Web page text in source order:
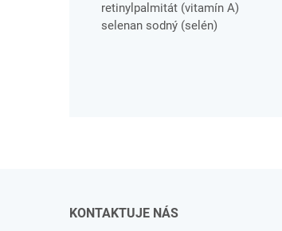
retinylpalmitát (vitamín A)
selenan sodný (selén)
KONTAKTUJE NÁS